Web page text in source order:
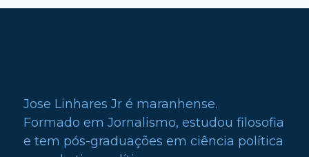
Jose Linhares Jr é maranhense.
Formado em Jornalismo, estudou filosofia
e tem pós-graduações em ciência política